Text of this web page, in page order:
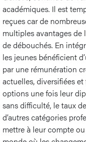
académiques. Il est
reçues car de
multiples avantages de
de débouchés. En
les jeunes bénéficient
par une rémunération
actuelles, diversifiées
options une fois leur
sans difficulté, le taux
d’autres catégories
mettre à leur compte